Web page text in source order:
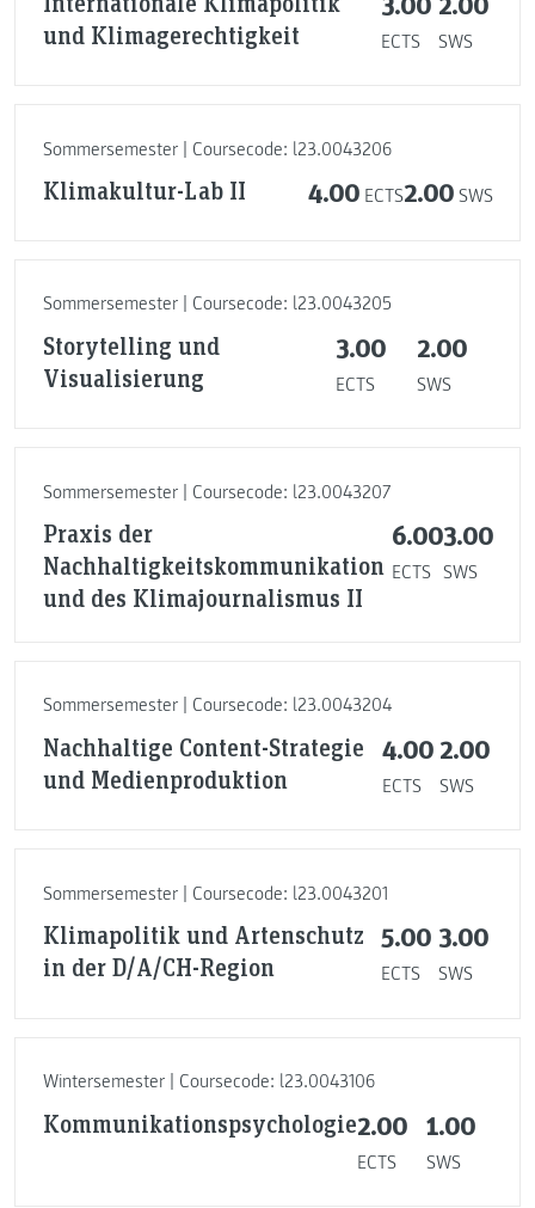
und Klimagerechtigkeit
ECTS SWS
Sommersemester | Coursecode: l23.0043206
Klimakultur-Lab II 4.00 ECTS2.00 SWS
Sommersemester | Coursecode: l23.0043205
Storytelling und
Visualisierung
3.00
ECTS
2.00
SWS
Sommersemester | Coursecode: l23.0043207
Praxis der
Nachhaltigkeitskommunikation
und des Klimajournalismus II
6.00
ECTS
3.00
SWS
Sommersemester | Coursecode: l23.0043204
Nachhaltige Content-Strategie
und Medienproduktion
4.00
ECTS
2.00
SWS
Sommersemester | Coursecode: l23.0043201
Klimapolitik und Artenschutz
in der D/A/CH-Region
5.00
ECTS
3.00
SWS
Wintersemester | Coursecode: l23.0043106
Kommunikationspsychologie2.00
ECTS
1.00
SWS